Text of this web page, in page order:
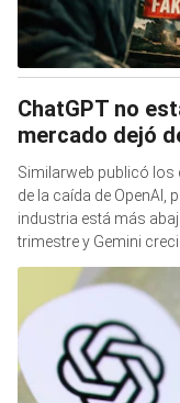
ChatGPT no
mercado dejó
Similarweb publicó los
de la caída de OpenAI,
industria está más
trimestre y Gemini